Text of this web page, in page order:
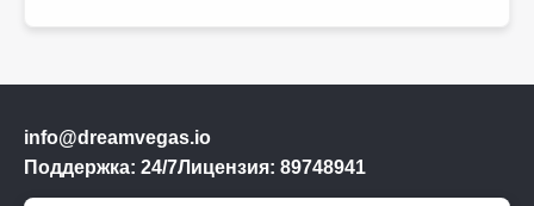
info@dreamvegas.io
Поддержка: 24/7Лицензия: 89748941